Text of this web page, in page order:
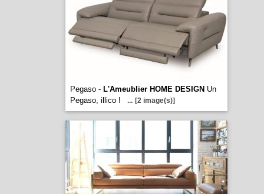
Pegaso - L'Ameublier HOME DESIGN Un
Pegaso, illico !
... [2 image(s)]